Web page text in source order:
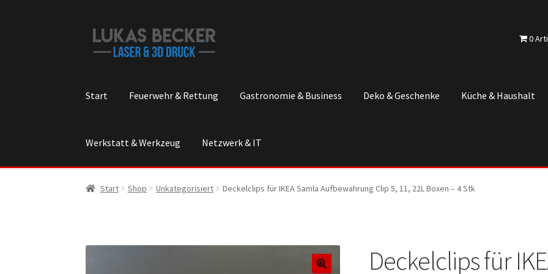
Zur
Navigation
Zum
0
Start Feuerwehr & Rettung Gastronomie & Business Deko & Geschenke Küche & Haushalt
Werkstatt & Werkzeug Netzwerk & IT
Start Shop Unkategorisiert Deckelclips für IKEA Samla Aufbewahrung Clip 5, 11, 22L Boxen – 4 Stk
Deckelclips für